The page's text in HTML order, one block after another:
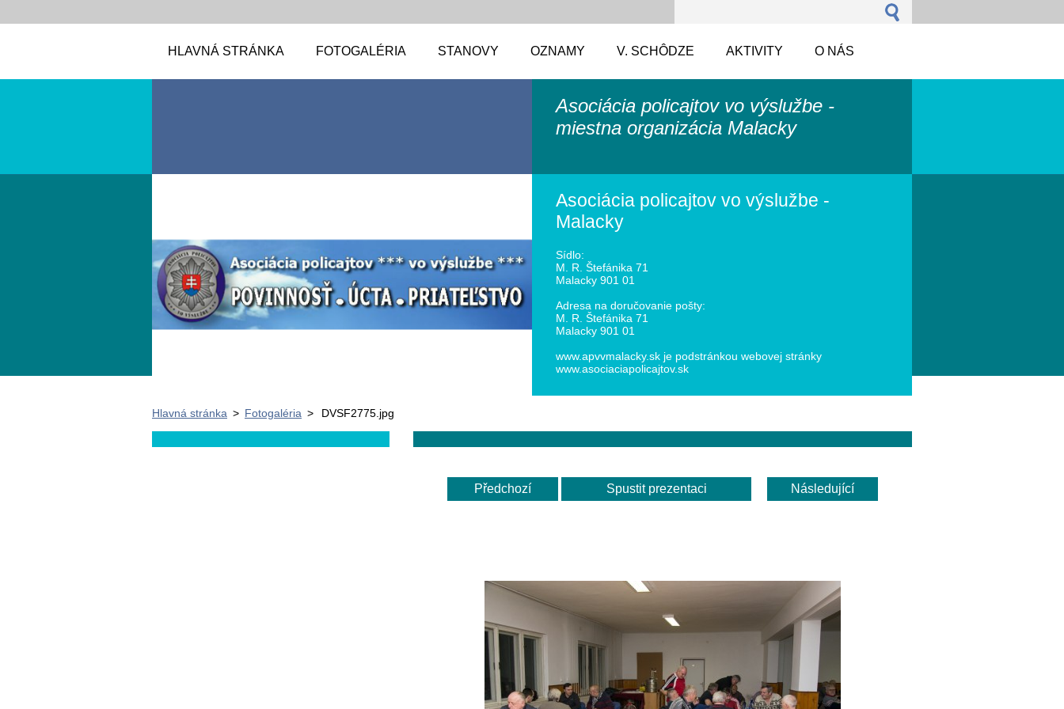
HLAVNÁ STRÁNKA FOTOGALÉRIA STANOVY OZNAMY V. SCHÔDZE AKTIVITY O NÁS
Asociácia policajtov vo výslužbe -
miestna organizácia Malacky
Asociácia policajtov vo výslužbe -
Malacky
Sídlo:
M. R. Štefánika 71
Malacky 901 01
Adresa na doručovanie pošty:
M. R. Štefánika 71
Malacky 901 01
www.apvvmalacky.sk je podstránkou webovej stránky
www.asociaciapolicajtov.sk
apvv.malacky@gmail.com
Hlavná stránka > Fotogaléria > DVSF2775.jpg
Předchozí Spustit prezentaci Následující